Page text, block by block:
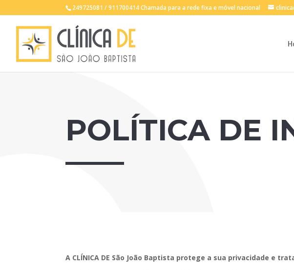
249725081 / 911700414 Chamada para a rede fixa e móvel nacional
POLÍTICA DE
A CLÍNICA DE São João Baptista protege a sua privacidade e